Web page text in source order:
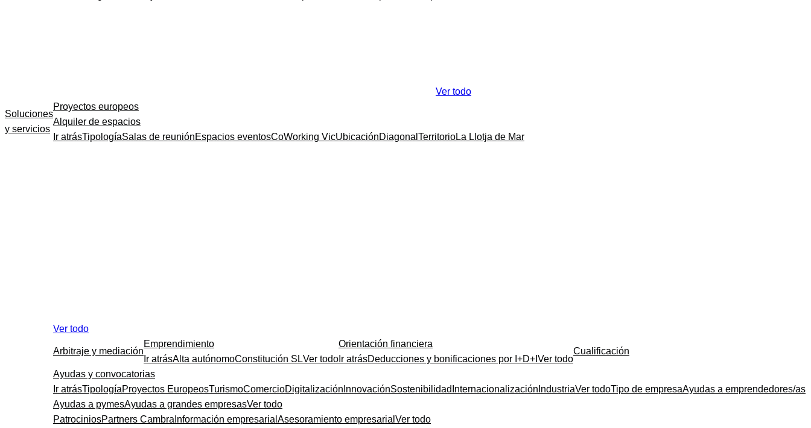
Soluciones
y servicios
Ver todo
Proyectos europeos
Alquiler de espacios
Ir atrásTipologíaSalas de reuniónEspacios eventosCoWorking VicUbicaciónDiagonal TerritorioLa Llotja de Mar
Ver todo
Arbitraje y mediación
Emprendimiento
Ir atrásAlta autónomoConstitución SLVer todo
Orientación financiera
Ir atrásDeducciones y bonificaciones por I+D+I Ver todo
Cualificación
Ayudas y convocatorias
Ir atrásTipologíaProyectos EuropeosTurismoComercioDigitalización InnovaciónSostenibilidad Internacionalización IndustriaVer todoTipo de empresaAyudas a emprendedores/as
Ayudas a pymesAyudas a grandes empresasVer todo
PatrociniosPartners Cambra Información empresarial Asesoramiento empresarial Ver todo